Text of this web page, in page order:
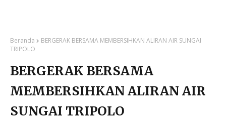
Beranda
BERGERAK BERSAMA MEMBERSIHKAN ALIRAN AIR SUNGAI
TRIPOLO
BERGERAK BERSAMA
MEMBERSIHKAN ALIRAN AIR
SUNGAI TRIPOLO